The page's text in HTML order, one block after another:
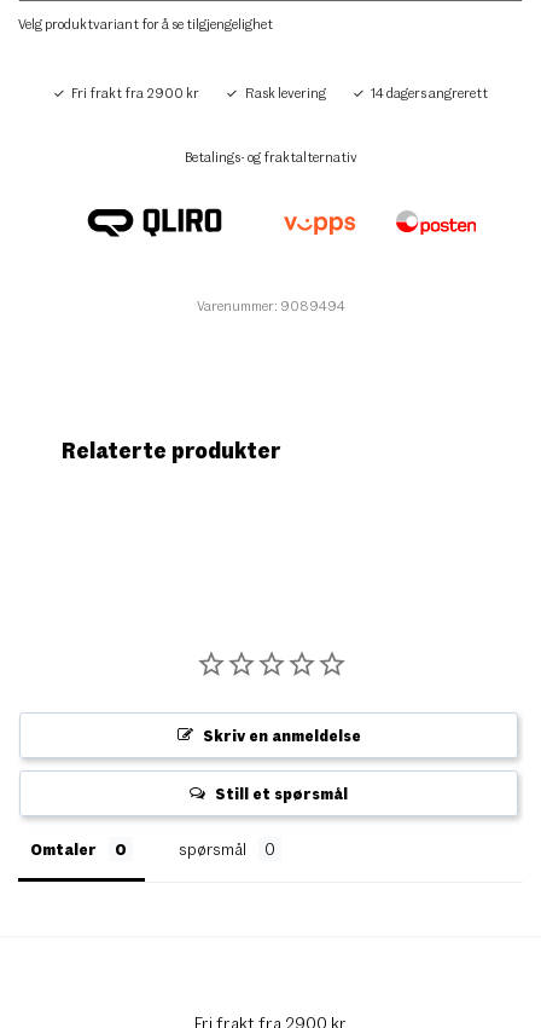
Velg produktvariant for å se tilgjengelighet
Fri frakt fra 2900 kr Rask levering 14 dagers angrerett
Betalings- og fraktalternativ
Varenummer: 9089494
Relaterte produkter
Skriv en anmeldelse
Still et spørsmål
Omtaler spørsmål
Fri frakt fra 2900 kr